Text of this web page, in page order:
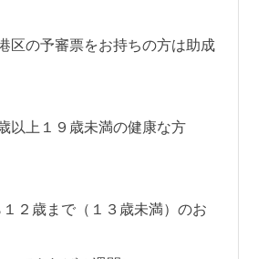
区の予審票をお持ちの方は助成
以上１９歳未満の健康な方
１２歳まで（１３歳未満）のお